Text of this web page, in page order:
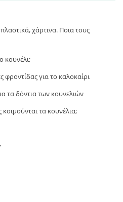
χάρτινα. Ποια τους
κουνέλι;
φροντίδας για το καλοκαίρι
τα δόντια των κουνελιών
τα κουνέλια;